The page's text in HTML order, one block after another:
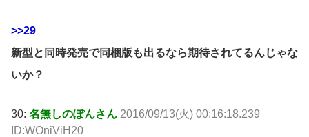
>>29
新型と同時発売で同梱版も出るなら期待されてるんじゃな
いか？
30: 名無しのぽんさん 2016/09/13(火) 00:16:18.239
ID:WOniViH20